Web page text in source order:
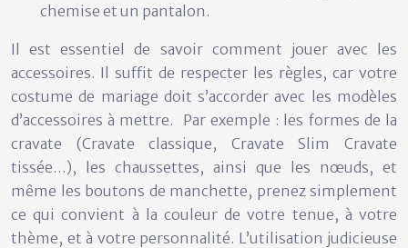
chemise et un pantalon.
Il est essentiel de savoir comment jouer avec les
accessoires. Il suffit de respecter les règles, car votre
costume de mariage doit s’accorder avec les modèles
d’accessoires à mettre. Par exemple : les formes de la
cravate (Cravate classique, Cravate Slim Cravate
tissée…), les chaussettes, ainsi que les nœuds, et
même les boutons de manchette, prenez simplement
ce qui convient à la couleur de votre tenue, à votre
thème, et à votre personnalité. L’utilisation judicieuse